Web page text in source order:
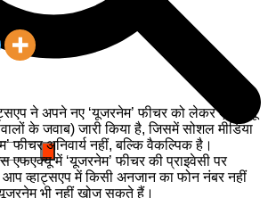
ने अपने नए ‘यूजरनेम’ फीचर को लेकर एफएक्यू
के जवाब) जारी किया है, जिसमें सोशल मीडिया
फीचर अनिवार्य नहीं, बल्कि वैकल्पिक है।
एफएक्यू में ‘यूजरनेम’ फीचर की प्राइवेसी पर
व्हाट्सएप में किसी अनजान का फोन नंबर नहीं
भी नहीं खोज सकते हैं।